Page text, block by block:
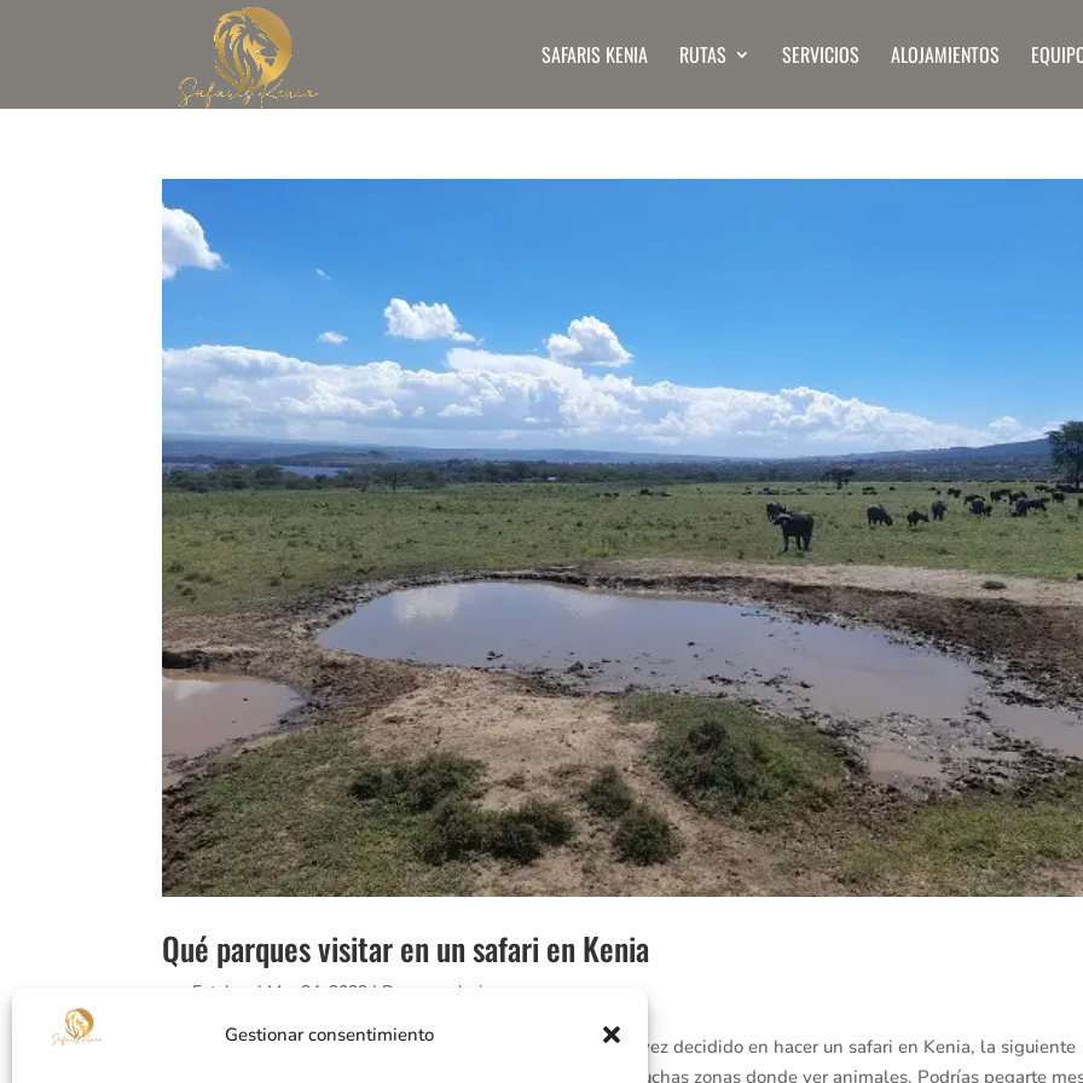
Gestionar consentimiento
SAFARIS KENIA RUTAS SERVICIOS ALOJAMIENTOS
Qué parques visitar en un safari en Kenia
Esteban | Mar 24, 2023 | Recomendaciones
PARQUES MÁS IMPORTANTES QUE VER EN KENIA Una vez decidido en hacer un safari en Kenia, la siguiente
pregunta es: ¿Que parques visitar en Kenia?. Kenia tiene muchas zonas donde ver animales. Podrías pegarte